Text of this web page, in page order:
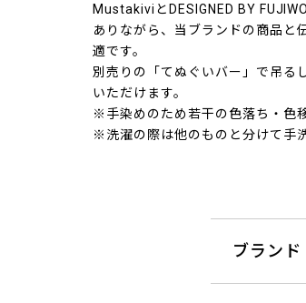
MustakiviとDESIGNED BY
ありながら、当ブランドの商品と
適です。
別売りの「てぬぐいバー」で吊る
いただけます。
※手染めのため若干の色落ち・色
※洗濯の際は他のものと分けて手
ブラン